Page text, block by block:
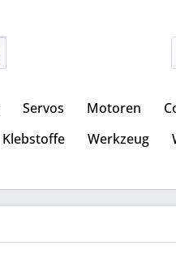
Servos Motoren
Klebstoffe Werkzeug